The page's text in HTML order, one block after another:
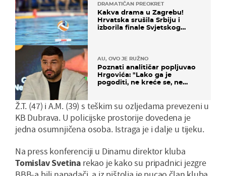
DRAMATIČAN PREOKRET
Kakva drama u Zagrebu!
Hrvatska srušila Srbiju i
izborila finale Svjetskog
AU, OVO JE RUŽNO
Poznati analitičar popljuvao
Hrgovića: "Lako ga je
pogoditi, ne kreće se, ne
Ž.T. (47) i A.M. (39) s teškim su ozljedama prevezeni u
KB Dubrava. U policijske prostorije dovedena je
jedna osumnjičena osoba. Istraga je i dalje u tijeku.
Na press konferenciji u Dinamu direktor kluba
Tomislav Svetina rekao je kako su pripadnici jezgre